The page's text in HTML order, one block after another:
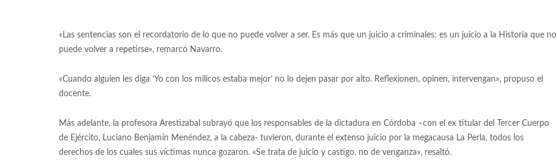
«Las sentencias son el recordatorio de lo que no puede volver a ser. Es más que un juicio a criminales: es un juicio a la Historia que no
puede volver a repetirse», remarcó Navarro.
«Cuando alguien les diga ‘Yo con los milicos estaba mejor’ no lo dejen pasar por alto. Reflexionen, opinen, intervengan», propuso el
docente.
Más adelante, la profesora Arestizabal subrayó que los responsables de la dictadura en Córdoba –con el ex titular del Tercer Cuerpo
de Ejército, Luciano Benjamín Menéndez, a la cabeza- tuvieron, durante el extenso juicio por la megacausa La Perla, todos los
derechos de los cuales sus víctimas nunca gozaron. «Se trata de juicio y castigo, no de venganza», resaltó.